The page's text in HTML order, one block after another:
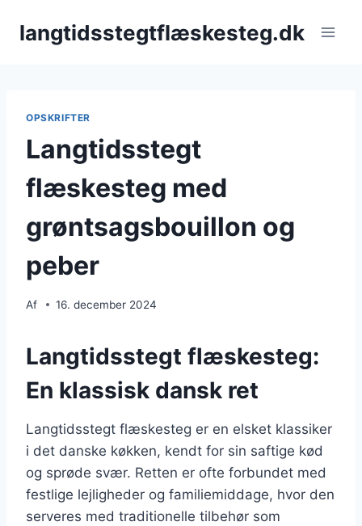
langtidsstegtflæskesteg.dk
OPSKRIFTER
Langtidsstegt
flæskesteg med
grøntsagsbouillon og
peber
Af 16. december 2024
Langtidsstegt flæskesteg:
En klassisk dansk ret
Langtidsstegt flæskesteg er en elsket klassiker
i det danske køkken, kendt for sin saftige kød
og sprøde svær. Retten er ofte forbundet med
festlige lejligheder og familiemiddage, hvor den
serveres med traditionelle tilbehør som